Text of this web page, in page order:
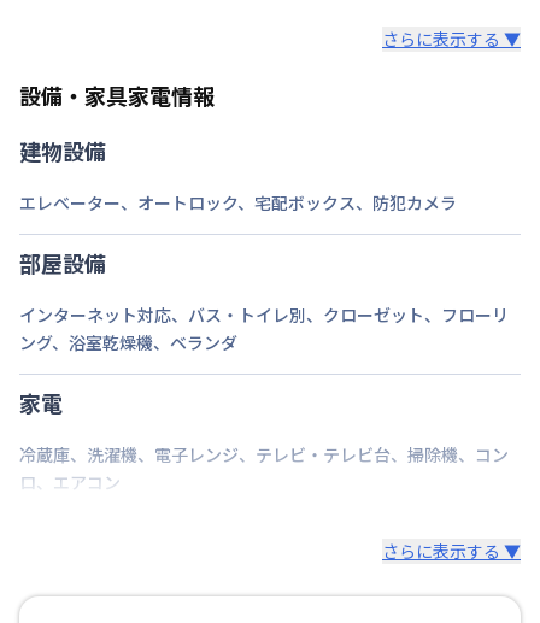
また、お持ち込みいただいた家具や家電はご退去時に
さらに表示する ▼
設備・家具家電情報
建物設備
エレベーター、 オートロック、 宅配ボックス、 防犯カメラ
部屋設備
インターネット対応、 バス・トイレ別、 クローゼット、 フローリ
ング、 浴室乾燥機、 ベランダ
家電
冷蔵庫、 洗濯機、 電子レンジ、 テレビ・テレビ台、 掃除機、 コン
ロ、 エアコン
さらに表示する ▼